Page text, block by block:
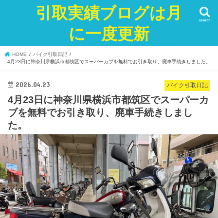
引取実績ブログは月
に一度更新
search
HOME
バイク引取日記
4月23日に神奈川県横浜市都筑区でスーパーカブを無料でお引き取り、廃車手続きしました。
バイク引取日記
2026.04.23
4月23日に神奈川県横浜市都筑区でスーパーカ
ブを無料でお引き取り、廃車手続きしまし
た。